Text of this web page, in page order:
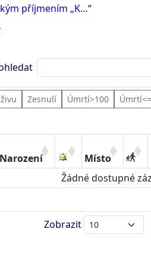
příjmením „K…“
Zesnulí Úmrtí>100
Narození Místo
Žádné dostupné
Zobrazit